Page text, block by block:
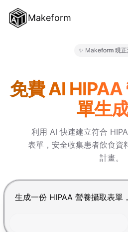
Makeform
價格
登入
✨ Makeform 現
免費 AI
單生
利用 AI 快速建立符合
表單，安全收集患者飲食資
計畫。
按 Enter 提交，Shift+Enter 換